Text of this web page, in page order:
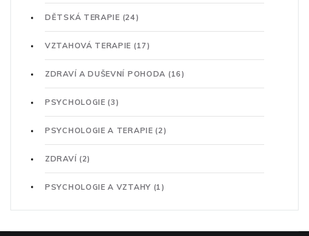
DĚTSKÁ TERAPIE (24)
VZTAHOVÁ TERAPIE (17)
ZDRAVÍ A DUŠEVNÍ POHODA (16)
PSYCHOLOGIE(3)
PSYCHOLOGIE A TERAPIE(2)
ZDRAVÍ (2)
PSYCHOLOGIE A VZTAHY (1)